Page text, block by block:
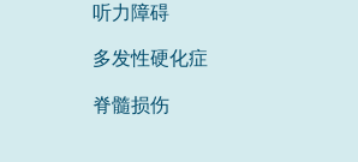
听力障碍
多发性硬化症
脊髓损伤